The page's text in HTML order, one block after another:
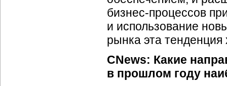
бизнес-процессов
и использование
рынка эта
CNews: Какие
в прошлом году